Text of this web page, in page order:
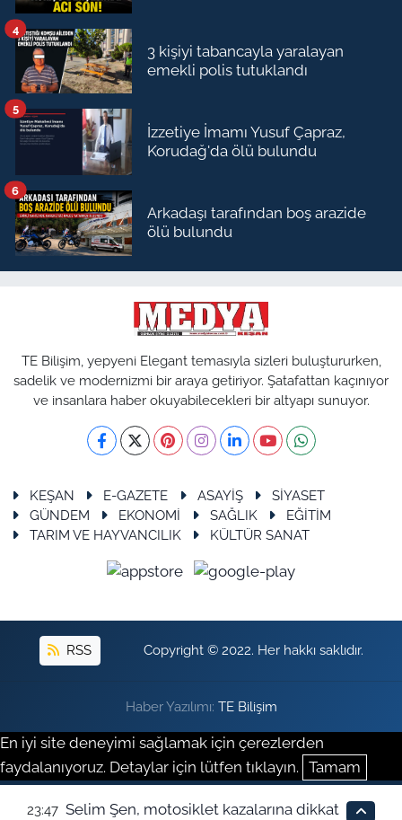
3 kişiyi tabancayla yaralayan
emekli polis tutuklandı
4
İzzetiye İmamı Yusuf Çapraz,
Korudağ'da ölü bulundu
5
Arkadaşı tarafından boş arazide
ölü bulundu
6
TE Bilişim, yepyeni Elegant temasıyla sizleri buluştururken,
sadelik ve modernizmi bir araya getiriyor. Şatafattan kaçınıyor
ve insanlara haber okuyabilecekleri bir altyapı sunuyor.
KEŞAN E-GAZETE ASAYİŞ
SİYASET
GÜNDEM
EKONOMİ SAĞLIK
EĞİTİM
TARIM VE HAYVANCILIK
KÜLTÜR SANAT
RSS Copyright © 2022. Her hakkı saklıdır.
Haber Yazılımı: TE Bilişim
En iyi site deneyimi sağlamak için çerezlerden
faydalanıyoruz. Detaylar için lütfen tıklayın. Tamam
23:47 Selim Şen, motosiklet kazalarına dikkat